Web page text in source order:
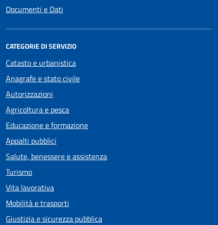
Documenti e Dati
CATEGORIE DI SERVIZIO
Catasto e urbanistica
Anagrafe e stato civile
Autorizzazioni
Agricoltura e pesca
Educazione e formazione
Appalti pubblici
Salute, benessere e assistenza
Turismo
Vita lavorativa
Mobilità e trasporti
Giustizia e sicurezza pubblica